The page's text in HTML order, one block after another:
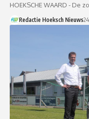
HOEKSCHE WAARD - De
Redactie Hoeksch Nieuws